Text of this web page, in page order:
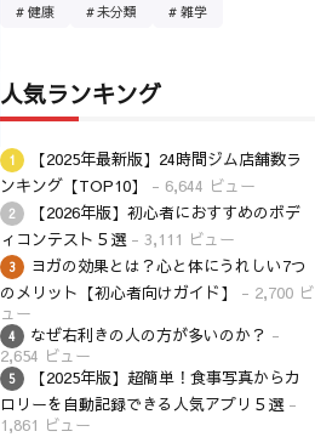
健康
未分類 雑学
人気ランキング
【2025年最新版】24時間ジム店舗数ラ
ンキング【TOP10】
- 6,644 ビュー
【2026年版】初心者におすすめのボデ
ィコンテスト５選 - 3,111 ビュー
ヨガの効果とは？心と体にうれしい7つ
のメリット【初心者向けガイド】
- 2,700 ビ
ュー
なぜ右利きの人の方が多いのか？ -
2,654 ビュー
【2025年版】超簡単！食事写真からカ
ロリーを自動記録できる人気アプリ５選 -
1,861 ビュー